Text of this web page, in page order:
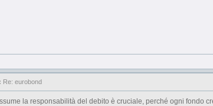
Re: eurobond
la responsabilità del debito è cruciale, perché ogni fondo